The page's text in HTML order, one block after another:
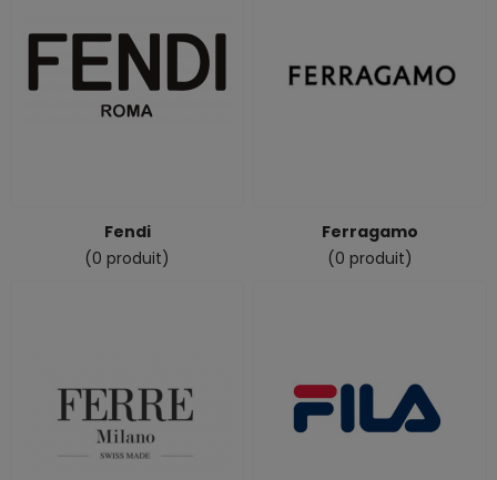
Fendi
(0 produit)
Ferragamo
(0 produit)